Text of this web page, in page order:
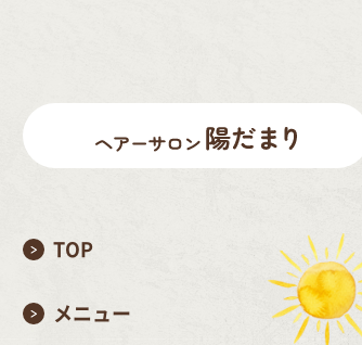
TOP
メニュー